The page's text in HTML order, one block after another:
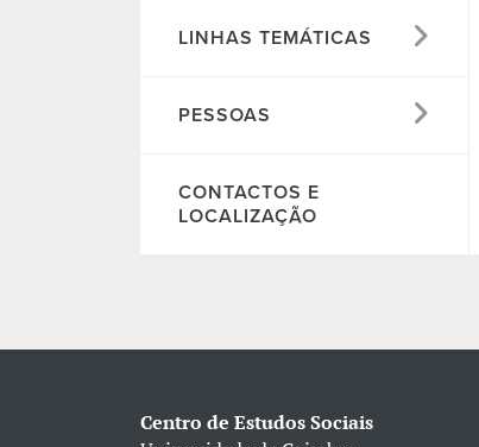
LINHAS TEMÁTICAS
PESSOAS
CONTACTOS E
LOCALIZAÇÃO
Centro de Estudos Sociais